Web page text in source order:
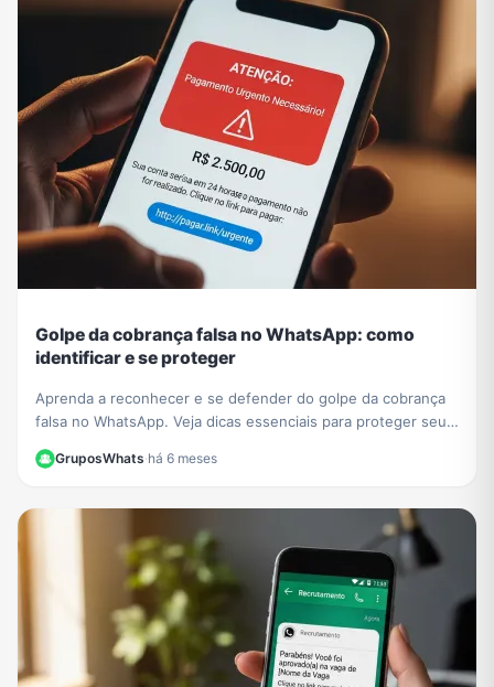
Golpe da cobrança falsa no WhatsApp: como
identificar e se proteger
Aprenda a reconhecer e se defender do golpe da cobrança
falsa no WhatsApp. Veja dicas essenciais para proteger seus
GruposWhats·há 6 meses